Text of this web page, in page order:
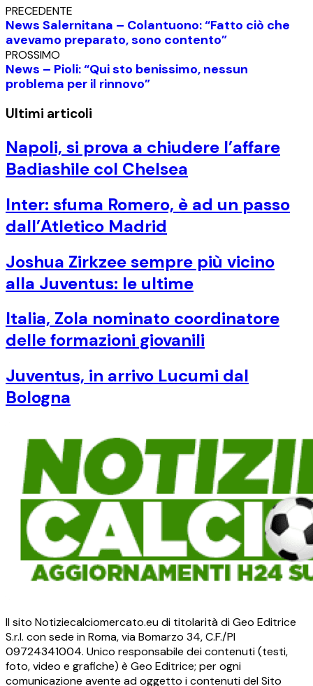
PRECEDENTE
News Salernitana – Colantuono: “Fatto ciò che
avevamo preparato, sono contento”
PROSSIMO
News – Pioli: “Qui sto benissimo, nessun
problema per il rinnovo”
Ultimi articoli
Napoli, si prova a chiudere l’affare
Badiashile col Chelsea
Inter: sfuma Romero, è ad un passo
dall’Atletico Madrid
Joshua Zirkzee sempre più vicino
alla Juventus: le ultime
Italia, Zola nominato coordinatore
delle formazioni giovanili
Juventus, in arrivo Lucumi dal
Bologna
Il sito Notiziecalciomercato.eu di titolarità di Geo Editrice
S.r.l. con sede in Roma, via Bomarzo 34, C.F./PI
09724341004. Unico responsabile dei contenuti (testi,
foto, video e grafiche) è Geo Editrice; per ogni
comunicazione avente ad oggetto i contenuti del Sito